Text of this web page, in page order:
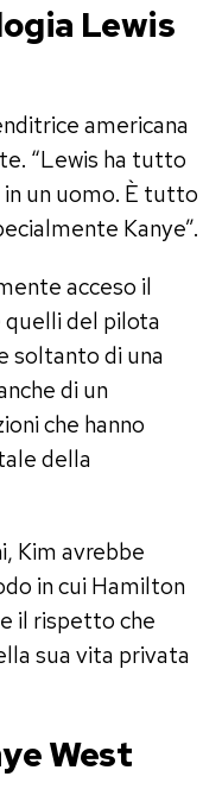
Lewis
americana
“Lewis ha tutto
un uomo. È tutto
Kanye”.
acceso il
del pilota
soltanto di una
di un
che hanno
della
Kim avrebbe
in cui Hamilton
il rispetto che
sua vita privata
West